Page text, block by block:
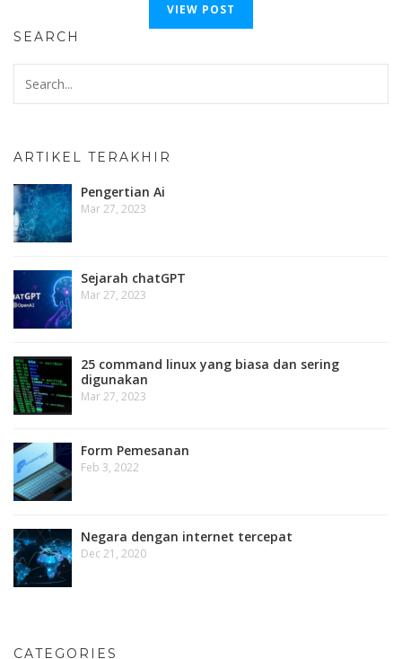
VIEW POST
SEARCH
ARTIKEL TERAKHIR
Pengertian Ai
Mar 27, 2023
Sejarah chatGPT
Mar 27, 2023
25 command linux yang biasa dan sering
digunakan
Mar 27, 2023
Form Pemesanan
Feb 3, 2022
Negara dengan internet tercepat
Dec 21, 2020
CATEGORIES